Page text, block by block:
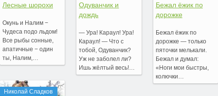
Лесные шорохи
Окунь и Налим −
Чудеса подо льдом!
Все рыбы сонные,
апатичные − один
ты, Налим,…
Николай Сладков
Одуванчик и
дождь
— Ура! Караул! Ура!
Караул! — Что с
тобой, Одуванчик?
Уж не заболел ли?
Ишь жёлтый весь!…
Бежал ёжик по
дорожке
Бежал ёжик по
дорожке — только
пяточки мелькали.
Бежал и думал:
«Ноги мои быстры,
колючки…